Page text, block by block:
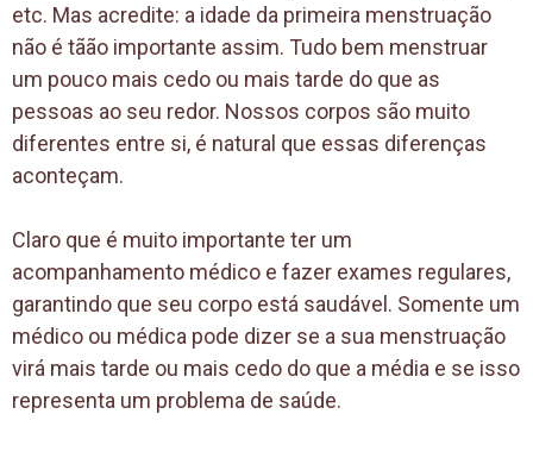
etc. Mas acredite: a idade da primeira menstruação
não é tãão importante assim. Tudo bem menstruar
um pouco mais cedo ou mais tarde do que as
pessoas ao seu redor. Nossos corpos são muito
diferentes entre si, é natural que essas diferenças
aconteçam.
Claro que é muito importante ter um
acompanhamento médico e fazer exames regulares,
garantindo que seu corpo está saudável. Somente um
médico ou médica pode dizer se a sua menstruação
virá mais tarde ou mais cedo do que a média e se isso
representa um problema de saúde.